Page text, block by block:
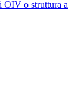
OIV o struttura